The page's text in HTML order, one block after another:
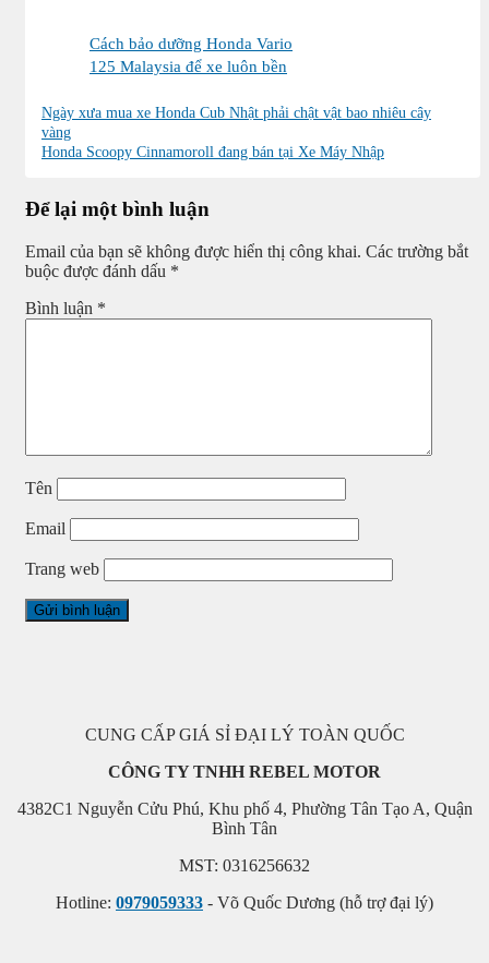
Cách bảo dưỡng Honda Vario
125 Malaysia để xe luôn bền
Ngày xưa mua xe Honda Cub Nhật phải chật vật bao nhiêu cây
vàng
Honda Scoopy Cinnamoroll đang bán tại Xe Máy Nhập
Để lại một bình luận
Email của bạn sẽ không được hiển thị công khai. Các trường bắt
buộc được đánh dấu *
Bình luận *
Tên
Email
Trang web
CUNG CẤP GIÁ SỈ ĐẠI LÝ TOÀN QUỐC
CÔNG TY TNHH REBEL MOTOR
4382C1 Nguyễn Cửu Phú, Khu phố 4, Phường Tân Tạo A, Quận
Bình Tân
MST: 0316256632
Hotline: 0979059333 - Võ Quốc Dương (hỗ trợ đại lý)